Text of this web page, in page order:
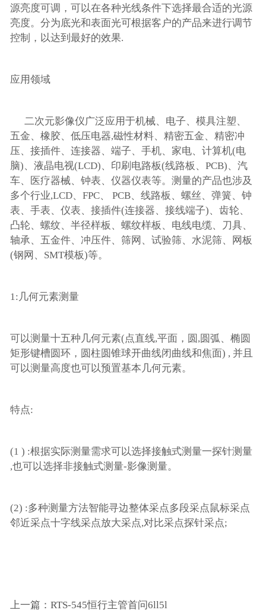
源亮度可调，可以在各种光线条件下选择最合适的光源
亮度。分为底光和表面光可根据客户的产品来进行调节
控制，以达到最好的效果.
应用领域
二次元影像仪广泛应用于机械、电子、模具注塑、
五金、橡胶、低压电器,磁性材料、精密五金、精密冲
压、接插件、连接器、端子、手机、家电、计算机(电
脑)、液晶电视(LCD)、印刷电路板(线路板、PCB)、汽
车、医疗器械、钟表、仪器仪表等。测量的产品也涉及
多个行业,LCD、FPC、 PCB、线路板、螺丝、弹簧、钟
表、手表、仪表、接插件(连接器、接线端子)、齿轮、
凸轮、螺纹、半径样板、螺纹样板、电线电缆、刀具、
轴承、五金件、冲压件、筛网、试验筛、水泥筛、网板
(钢网、SMT模板)等。
1:几何元素测量
可以测量十五种几何元素(点直线,平面，圆,圆弧、椭圆
矩形键槽圆环，圆柱圆锥球开曲线闭曲线和焦面) , 并且
可以测量高度也可以预置基本几何元素。
特点:
(1 ) :根据实际测量需求可以选择接触式测量一探针测量
,也可以选择非接触式测量-影像测量。
(2) :多种测量方法智能寻边整体采点多段采点鼠标采点
邻近采点十字线采点放大采点,对比采点探针采点;
上一篇：RTS-545恒行主管首问6ll5l